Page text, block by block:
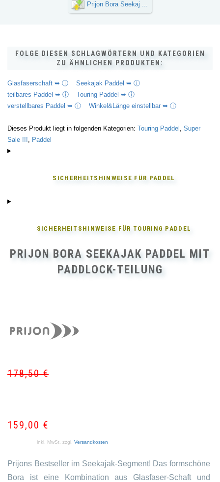
Prijon Bora Seekaj ...
FOLGE DIESEN SCHLAGWÖRTERN UND KATEGORIEN
ZU ÄHNLICHEN PRODUKTEN:
Glasfaserschaft ➥ ⓘ Seekajak Paddel ➥ ⓘ
teilbares Paddel ➥ ⓘ Touring Paddel ➥ ⓘ
verstellbares Paddel ➥ ⓘ Winkel&Länge einstellbar ➥ ⓘ
Dieses Produkt liegt in folgenden Kategorien: Touring Paddel , Super
Sale !!!, Paddel
SICHERHEITSHINWEISE FÜR PADDEL
SICHERHEITSHINWEISE FÜR TOURING PADDEL
PRIJON BORA SEEKAJAK PADDEL MIT
PADDLOCK-TEILUNG
178,50€
159,00 €
inkl. MwSt. zzgl. Versandkosten
Prijons Bestseller im Seekajak-Segment! Das formschöne
Bora ist eine Kombination aus Glasfaser-Schaft und